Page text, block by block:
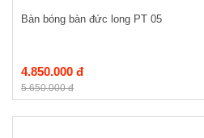
Bàn bóng bàn đức long PT 05
4.850.000 đ
5.650.000 đ